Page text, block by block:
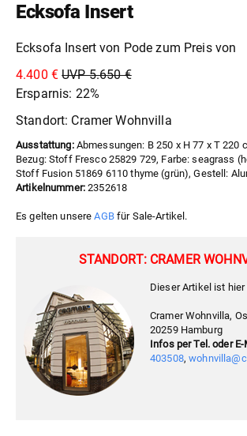
Ecksofa Insert
Ecksofa Insert von Pode zum Preis von
4.400 € UVP 5.650 €
Ersparnis: 22%
Standort: Cramer Wohnvilla
Ausstattung:Abmessungen: B 250 x H 77 x T 220
Bezug: Stoff Fresco 25829 729, Farbe: seagrass
Stoff Fusion 51869 6110 thyme (grün), Gestell:
Artikelnummer: 2352618
Es gelten unsereAGBfür Sale-Artikel.
STANDORT: CRAMER
Dieser Artikel ist
Cramer Wohnvilla,
20259 Hamburg
Infos per Tel. oder
403508,